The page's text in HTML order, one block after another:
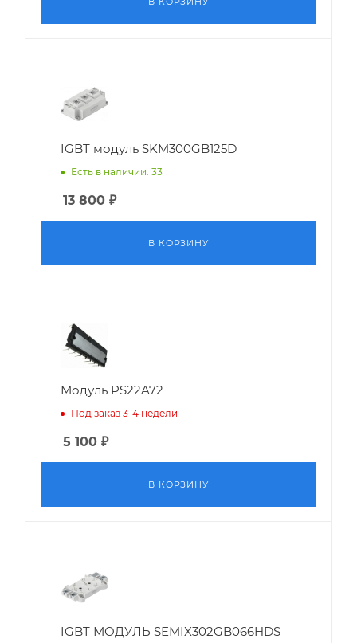
IGBT модуль SKM300GB125D
Есть в наличии: 33
13 800 ₽
В КОРЗИНУ
Модуль PS22A72
Под заказ 3-4 недели
5 100 ₽
В КОРЗИНУ
IGBT МОДУЛЬ SEMIX302GB066HDS